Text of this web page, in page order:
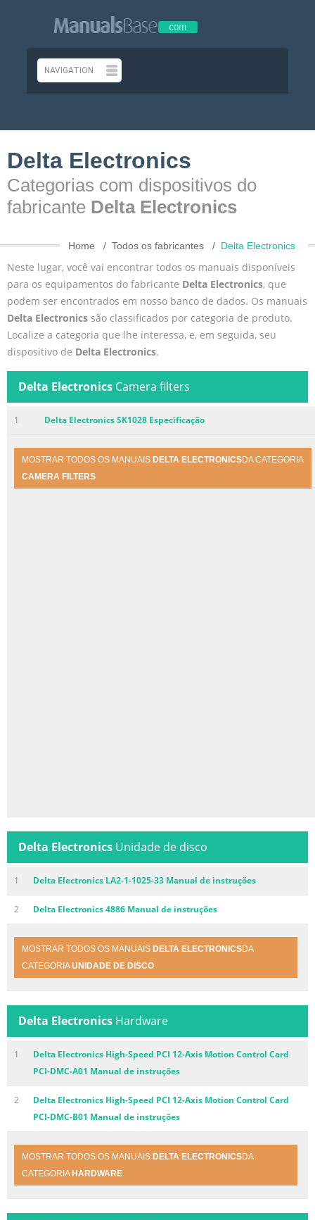
Delta Electronics
Categorias com dispositivos do
fabricante Delta Electronics
Home Todos os fabricantes Delta Electronics
Neste lugar, você vai encontrar todos os manuais disponíveis
para os equipamentos do fabricante Delta Electronics, que
podem ser encontrados em nosso banco de dados. Os manuais
Delta Electronics são classificados por categoria de produto.
Localize a categoria que lhe interessa, e, em seguida, seu
dispositivo de Delta Electronics.
Delta Electronics Camera filters
1 Delta Electronics SK1028 Especificação
MOSTRAR TODOS OS MANUAIS DELTA ELECTRONICSDA CATEGORIA
CAMERA FILTERS
Delta Electronics Unidade de disco
1 Delta Electronics LA2-1-1025-33 Manual de instruções
2 Delta Electronics 4886 Manual de instruções
MOSTRAR TODOS OS MANUAIS DELTA ELECTRONICSDA
CATEGORIAUNIDADE DE DISCO
Delta Electronics Hardware
1
Delta Electronics High-Speed PCI 12-Axis Motion Control Card
PCI-DMC-A01 Manual de instruções
2
Delta Electronics High-Speed PCI 12-Axis Motion Control Card
PCI-DMC-B01 Manual de instruções
MOSTRAR TODOS OS MANUAIS DELTA ELECTRONICSDA
CATEGORIA HARDWARE